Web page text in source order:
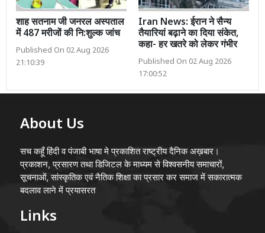
शाह सतनाम जी जनरल अस्पताल
में 487 मरीजों की नि:शुल्क जांच
Published On 02 Aug 2026
21:10:39
Iran News: ईरान ने सैन्य
तैयारियां बढ़ाने का दिया संकेत,
कहा- हर खतरे को लेकर गंभीर
Published On 02 Aug 2026
17:00:52
About Us
सच कहूँ हिंदी व पंजाबी भाषा मे प्रकाशित राष्ट्रीय दैनिक अख़बार।
प्रकाशन, प्रसारण तथा डिजिटल के माध्यम से विश्वसनीय समाचारों,
सूचनाओं, सांस्कृतिक एवं नैतिक शिक्षा का प्रसार कर समाज में सकारात्मक
बदलाव लाने में प्रयासरत
Links